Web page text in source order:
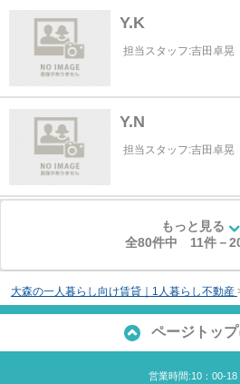
Y.K
担当スタッフ:吉田卓晃
Y.N
担当スタッフ:吉田卓晃
もっと見る
全80件中 11件－
大森の一人暮らし向け賃貸｜1人暮らし不動産
ページトッ
営業時間:10：00-18